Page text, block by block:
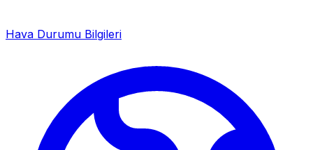
Hava Durumu Bilgileri